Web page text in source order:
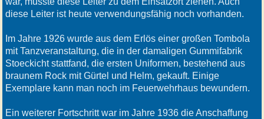
diese Leiter ist heute verwendungsfähig noch vorhanden.
Im Jahre 1926 wurde aus dem Erlös einer großen Tombola
mit Tanzveranstaltung, die in der damaligen Gummifabrik
Stoeckicht stattfand, die ersten Uniformen, bestehend aus
braunem Rock mit Gürtel und Helm, gekauft. Einige
Exemplare kann man noch im Feuerwehrhaus bewundern.
Ein weiterer Fortschritt war im Jahre 1936 die Anschaffung